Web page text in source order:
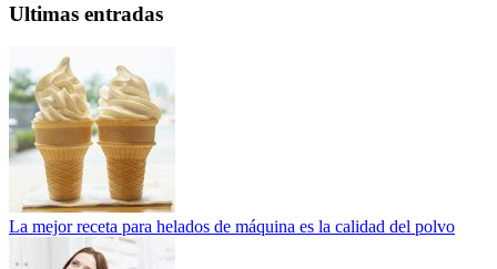
Ultimas entradas
La mejor receta para helados de máquina es la calidad del polvo